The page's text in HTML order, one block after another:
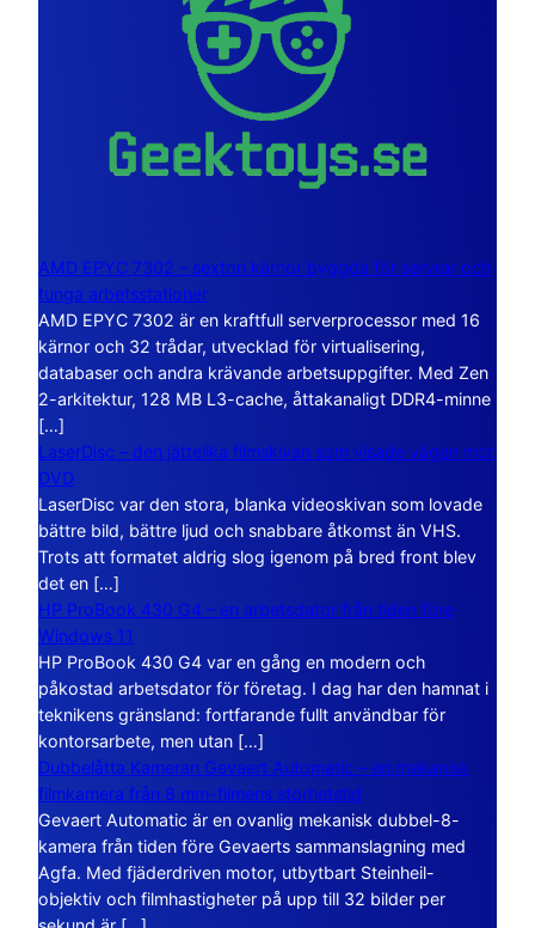
AMD EPYC 7302 – sexton kärnor byggda för servrar och
tunga arbetsstationer
AMD EPYC 7302 är en kraftfull serverprocessor med 16
kärnor och 32 trådar, utvecklad för virtualisering,
databaser och andra krävande arbetsuppgifter. Med Zen
2-arkitektur, 128 MB L3-cache, åttakanaligt DDR4-minne
[…]
LaserDisc – den jättelika filmskivan som visade vägen mot
DVD
LaserDisc var den stora, blanka videoskivan som lovade
bättre bild, bättre ljud och snabbare åtkomst än VHS.
Trots att formatet aldrig slog igenom på bred front blev
det en […]
HP ProBook 430 G4 – en arbetsdator från tiden före
Windows 11
HP ProBook 430 G4 var en gång en modern och
påkostad arbetsdator för företag. I dag har den hamnat i
teknikens gränsland: fortfarande fullt användbar för
kontorsarbete, men utan […]
Dubbelåtta Kameran Gevaert Automatic – en mekanisk
filmkamera från 8 mm-filmens storhetstid
Gevaert Automatic är en ovanlig mekanisk dubbel-8-
kamera från tiden före Gevaerts sammanslagning med
Agfa. Med fjäderdriven motor, utbytbart Steinheil-
objektiv och filmhastigheter på upp till 32 bilder per